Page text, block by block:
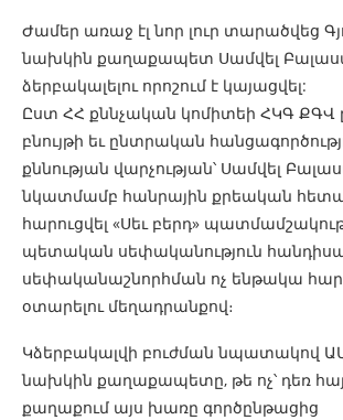
Ժամեր առաջ էլ նոր լուր տարածվեց
նախկին քաղաքապետ Սամվել
ձերբակալելու որոշում է կայացվել:
Ըստ ՀՀ քննչական կոմիտեի ՀԿԳ ՔԳՎ
բնույթի եւ ընտրական
քննության վարչության՝ Սամվել
նկատմամբ հանրային քրեական
հարուցվել «Սեւ բերդ»
պետական սեփականություն
սեփականաշնորհման ոչ ենթակա
օտարելու մեղադրանքով։
Կձերբակալվի բուժման նպատակով
նախկին քաղաքապետը, թե ոչ՝ դեռ
քաղաքում այս խառը գործընթացից